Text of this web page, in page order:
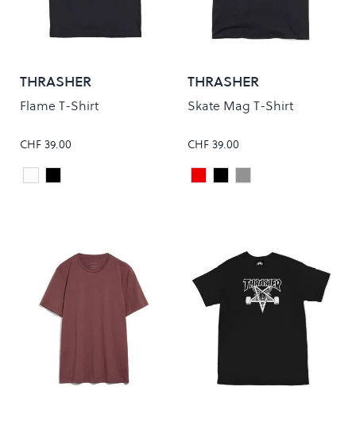
THRASHER
Flame T-Shirt
CHF 39.00
Colour
WhiteBlack
THRASHER
Skate Mag T-Shirt
CHF 39.00
Colour
Maroon
BlackGrey